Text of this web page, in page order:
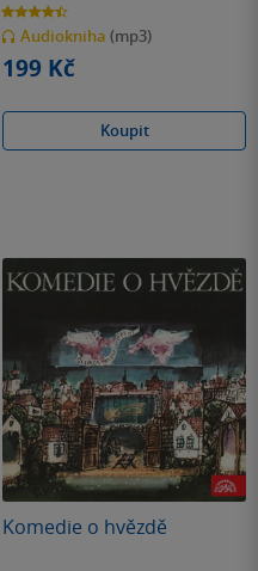
4.4
z
5
hvězdiček
Audiokniha (mp3)
199 Kč
Koupit
Komedie o hvězdě